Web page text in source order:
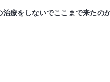
療をしないでここまで来たの